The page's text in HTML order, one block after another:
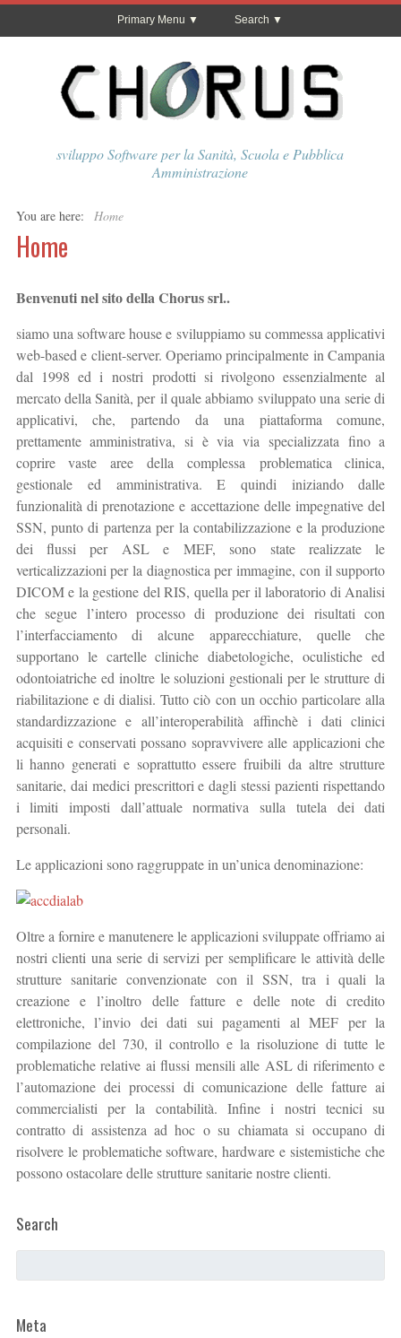
Primary Menu Search
sviluppo Software per la Sanità, Scuola e Pubblica
Amministrazione
You are here: Home
Home
Benvenuti nel sito della Chorus srl..
siamo una software house e sviluppiamo su commessa applicativi
web-based e client-server. Operiamo principalmente in Campania
dal 1998 ed i nostri prodotti si rivolgono essenzialmente al
mercato della Sanità, per il quale abbiamo sviluppato una serie di
applicativi, che, partendo da una piattaforma comune,
prettamente amministrativa, si è via via specializzata fino a
coprire vaste aree della complessa problematica clinica,
gestionale ed amministrativa. E quindi iniziando dalle
funzionalità di prenotazione e accettazione delle impegnative del
SSN, punto di partenza per la contabilizzazione e la produzione
dei flussi per ASL e MEF, sono state realizzate le
verticalizzazioni per la diagnostica per immagine, con il supporto
DICOM e la gestione del RIS, quella per il laboratorio di Analisi
che segue l’intero processo di produzione dei risultati con
l’interfacciamento di alcune apparecchiature, quelle che
supportano le cartelle cliniche diabetologiche, oculistiche ed
odontoiatriche ed inoltre le soluzioni gestionali per le strutture di
riabilitazione e di dialisi. Tutto ciò con un occhio particolare alla
standardizzazione e all’interoperabilità affinchè i dati clinici
acquisiti e conservati possano sopravvivere alle applicazioni che
li hanno generati e soprattutto essere fruibili da altre strutture
sanitarie, dai medici prescrittori e dagli stessi pazienti rispettando
i limiti imposti dall’attuale normativa sulla tutela dei dati
personali.
Le applicazioni sono raggruppate in un’unica denominazione:
Oltre a fornire e manutenere le applicazioni sviluppate offriamo ai
nostri clienti una serie di servizi per semplificare le attività delle
strutture sanitarie convenzionate con il SSN, tra i quali la
creazione e l’inoltro delle fatture e delle note di credito
elettroniche, l’invio dei dati sui pagamenti al MEF per la
compilazione del 730, il controllo e la risoluzione di tutte le
problematiche relative ai flussi mensili alle ASL di riferimento e
l’automazione dei processi di comunicazione delle fatture ai
commercialisti per la contabilità. Infine i nostri tecnici su
contratto di assistenza ad hoc o su chiamata si occupano di
risolvere le problematiche software, hardware e sistemistiche che
possono ostacolare delle strutture sanitarie nostre clienti.
Search
Meta